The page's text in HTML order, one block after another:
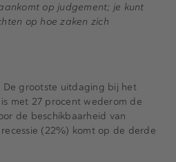
op judgement; je kunt
op hoe zaken zich
De grootste uitdaging bij het
met 27 procent wederom de
de beschikbaarheid van
(22%) komt op de derde